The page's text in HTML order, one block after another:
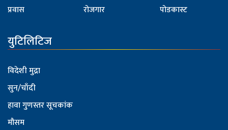
प्रवास
रोजगार
पोडकास्ट
युटिलिटिज
विदेशी मुद्रा
सुन/चाँदी
हावा गुणस्तर सूचकांक
मौसम